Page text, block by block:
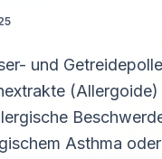
und
Asthma